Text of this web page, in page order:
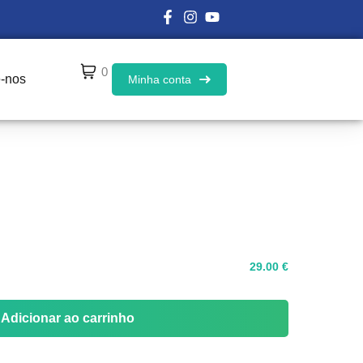
nos
0
Minha conta
29.00 €
Adicionar ao carrinho